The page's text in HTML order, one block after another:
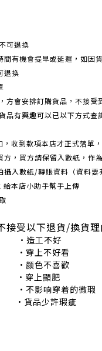
可退換
有機會提早或延遲，如因
退換
方會安排訂購貨品，不接受
品有興趣可以已以下方式
，收到款項本店才正式落單
，買方請保留入數紙，作
攝入數紙/轉賬資料（資料
本店小助手幫手上傳
接受以下退貨/換貨理
工不好
上不好看
色不喜歡
上顯肥
响穿着的微瑕
貨品少許瑕疵